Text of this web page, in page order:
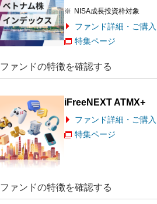
NISA成長投資枠対象
ファンド詳細・ご購入
特集ページ
ファンドの特徴を確認する
iFreeNEXT ATMX+
ファンド詳細・ご購入
特集ページ
ファンドの特徴を確認する